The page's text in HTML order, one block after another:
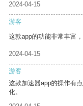
2024-04-15
游客
这款app的功能非常丰富
2024-04-15
游客
这款加速器app的操作有
化。